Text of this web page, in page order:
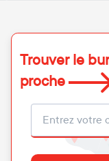
Trouver le
proche
Localisation